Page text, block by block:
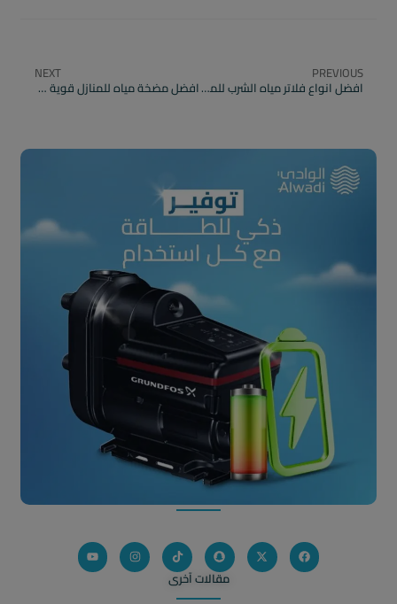
PREVIOUS
افضل انواع فلاتر مياه الشرب للمنازل والمطاعم
NEXT
افضل مضخة مياه للمنازل قوية تضبط ضغط الماء وتناسب احتياجك
مقالات آخرى